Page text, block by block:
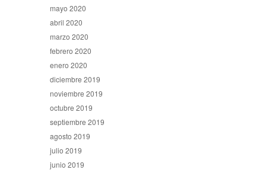
mayo 2020
abril 2020
marzo 2020
febrero 2020
enero 2020
diciembre 2019
noviembre 2019
octubre 2019
septiembre 2019
agosto 2019
julio 2019
junio 2019